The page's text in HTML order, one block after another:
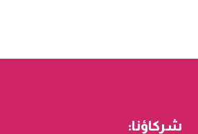
شركاؤنا: